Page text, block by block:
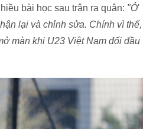
bài học sau trận ra quân: "Ở
lại và chỉnh sửa. Chính vì thế,
màn khi U23 Việt Nam đối đầu